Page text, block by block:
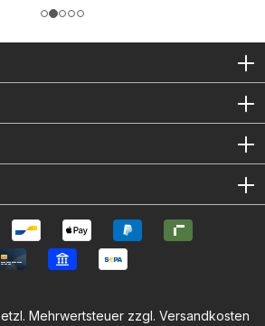
Mehrwertsteuer zzgl. Versandkosten